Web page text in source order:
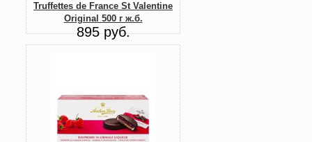
Truffettes de France St Valentine
Original 500 г ж.б.
895 руб.